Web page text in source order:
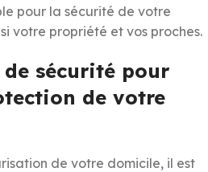
pour la sécurité de votre
votre propriété et vos proches.
de sécurité pour
de votre
de votre domicile, il est